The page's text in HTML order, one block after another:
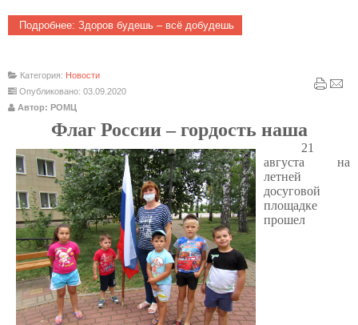
Подробнее: Здоров будешь – всё добудешь
Категория: Новости
Опубликовано: 03.09.2020
Автор: РОМЦ
Флаг России – гордость наша
21
августа на
летней
досуговой
площадке
прошел